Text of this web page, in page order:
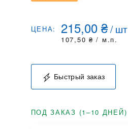
ЦЕНА: 215,00₴/шт
107,50 ₴ / м.п.
Быстрый заказ
ПОД ЗАКАЗ (1–10 ДНЕЙ)